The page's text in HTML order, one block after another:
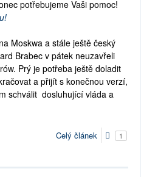
potřebujeme Vaši pomoc!
Moskwa a stále ještě český
Brabec v pátek neuzavřeli
Prý je potřeba ještě doladit
a přijít s konečnou verzí,
schválit dosluhující vláda a
Celý článek 1